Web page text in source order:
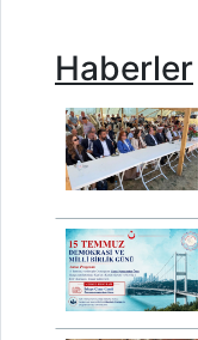
Haberler